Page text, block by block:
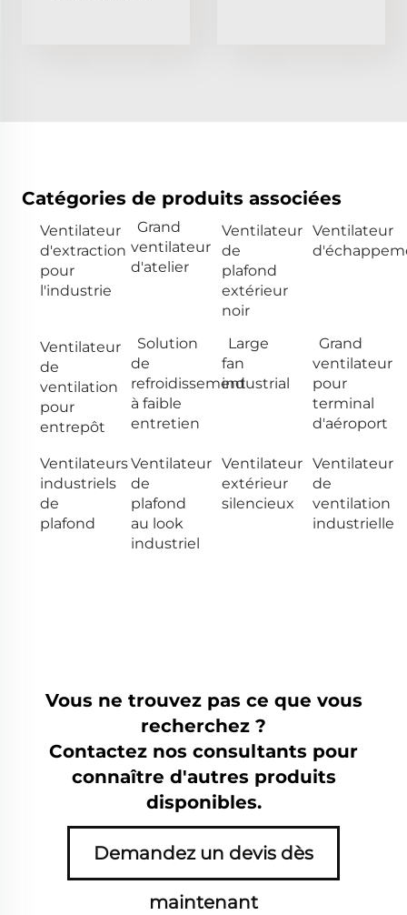
Catégories de produits associées
Ventilateur
d'extraction
pour
l'industrie
Grand
ventilateur
d'atelier
Ventilateur
de
plafond
extérieur
noir
Ventilateur
Ventilateur
de
ventilation
pour
entrepôt
Solution
de
refroidissement
à faible
entretien
Large
fan
industrial
Grand
ventilateur
pour
terminal
d'aéroport
Ventilateurs
industriels
de
plafond
Ventilateur
de
plafond
au look
industriel
Ventilateur
extérieur
silencieux
Ventilateur
de
ventilation
industrielle
Vous ne trouvez pas ce que vous
recherchez ?
Contactez nos consultants pour
connaître d'autres produits
disponibles.
Demandez un devis dès
maintenant